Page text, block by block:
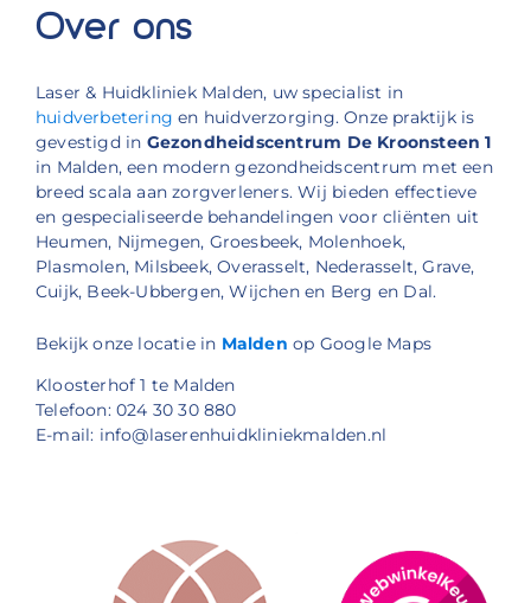
Over ons
Laser & Huidkliniek Malden, uw specialist in
huidverbetering en huidverzorging. Onze praktijk is
gevestigd in Gezondheidscentrum De Kroonsteen 1
in Malden, een modern gezondheidscentrum met een
breed scala aan zorgverleners. Wij bieden effectieve
en gespecialiseerde behandelingen voor cliënten uit
Heumen, Nijmegen, Groesbeek, Molenhoek,
Plasmolen, Milsbeek, Overasselt, Nederasselt, Grave,
Cuijk, Beek-Ubbergen, Wijchen en Berg en Dal.
Bekijk onze locatie in Malden op Google Maps
Kloosterhof 1 te Malden
Telefoon: 024 30 30 880
E-mail: info@laserenhuidkliniekmalden.nl